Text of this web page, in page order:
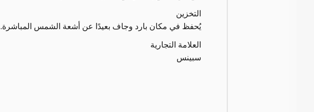
التخزين
يُحفظ في مكان بارد وجاف بعيدًا عن أشعة الشمس المباشرة.
العلامة التجارية
سبينس